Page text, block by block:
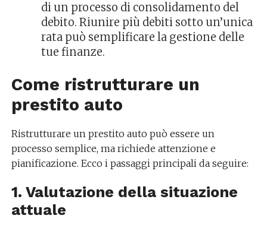
di un processo di consolidamento del
debito. Riunire più debiti sotto un’unica
rata può semplificare la gestione delle
tue finanze.
Come ristrutturare un
prestito auto
Ristrutturare un prestito auto può essere un
processo semplice, ma richiede attenzione e
pianificazione. Ecco i passaggi principali da seguire:
1. Valutazione della situazione
attuale